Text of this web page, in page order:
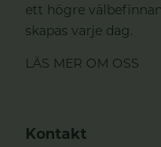
ett högre
skapas varje dag.
LÄS MER OM OSS
Kontakt